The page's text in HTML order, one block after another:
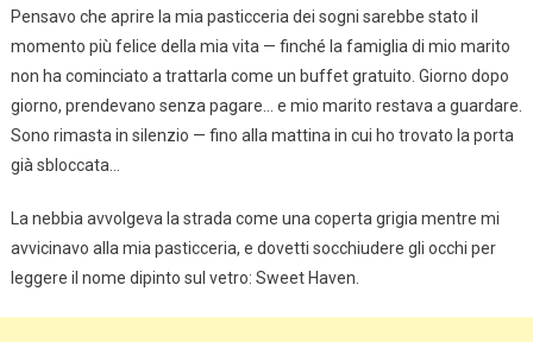
Pensavo che aprire la mia pasticceria dei sogni sarebbe stato il
momento più felice della mia vita — finché la famiglia di mio marito
non ha cominciato a trattarla come un buffet gratuito. Giorno dopo
giorno, prendevano senza pagare… e mio marito restava a guardare.
Sono rimasta in silenzio — fino alla mattina in cui ho trovato la porta
già sbloccata…
La nebbia avvolgeva la strada come una coperta grigia mentre mi
avvicinavo alla mia pasticceria, e dovetti socchiudere gli occhi per
leggere il nome dipinto sul vetro: Sweet Haven.